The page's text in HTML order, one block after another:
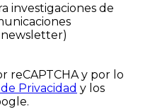
investigaciones de
reCAPTCHA y por lo
Privacidad y los